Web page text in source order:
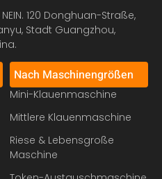
120 Donghuan-Straße,
Stadt Guangzhou,
Nach Maschinengrößen
Mini-Klauenmaschine
Mittlere Klauenmaschine
Riese & Lebensgroße
Maschine